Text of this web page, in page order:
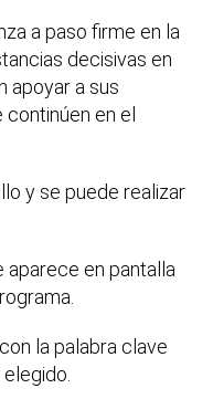
a paso firme en la
decisivas en
apoyar a sus
en el
y se puede realizar
aparece en pantalla
con la palabra clave